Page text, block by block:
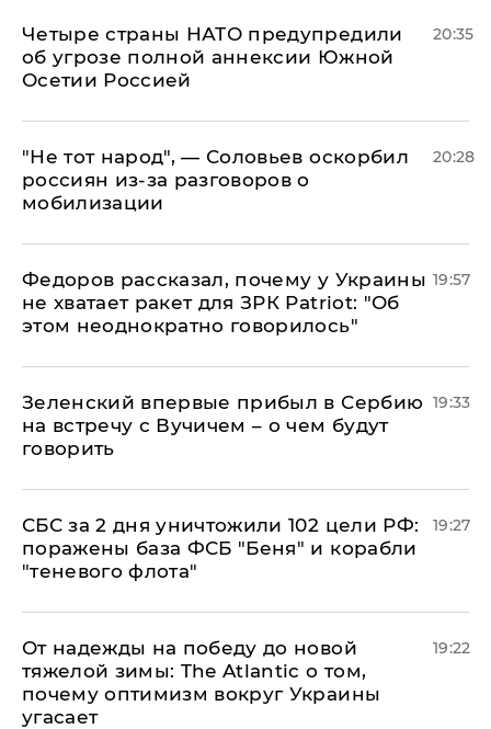
Четыре страны НАТО предупредили
об угрозе полной аннексии Южной
Осетии Россией
20:35
​"Не тот народ", — Соловьев оскорбил
россиян из-за разговоров о
мобилизации
20:28
Федоров рассказал, почему у Украины
не хватает ракет для ЗРК Patriot: "Об
этом неоднократно говорилось"
19:57
Зеленский впервые прибыл в Сербию
на встречу с Вучичем – о чем будут
говорить
19:33
СБС за 2 дня уничтожили 102 цели РФ:
поражены база ФСБ "Беня" и корабли
"теневого флота"
19:27
От надежды на победу до новой
тяжелой зимы: The Atlantic о том,
почему оптимизм вокруг Украины
угасает
19:22